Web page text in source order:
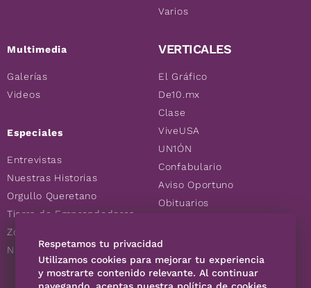
Multimedia
Galerías
Videos
Especiales
Entrevistas
Nuestras Historias
Orgullo Queretano
Tierra de Emprendedores
Zoociales
Nuevos Queretanos
Varios
VERTICALES
El Gráfico
De10.mx
Clase
ViveUSA
UN1ÓN
Confabulario
Aviso Oportuno
Obituarios
Consultas
Respetamos tu privacidad
Utilizamos cookies para mejorar tu experiencia
y mostrarte contenido relevante. Al continuar